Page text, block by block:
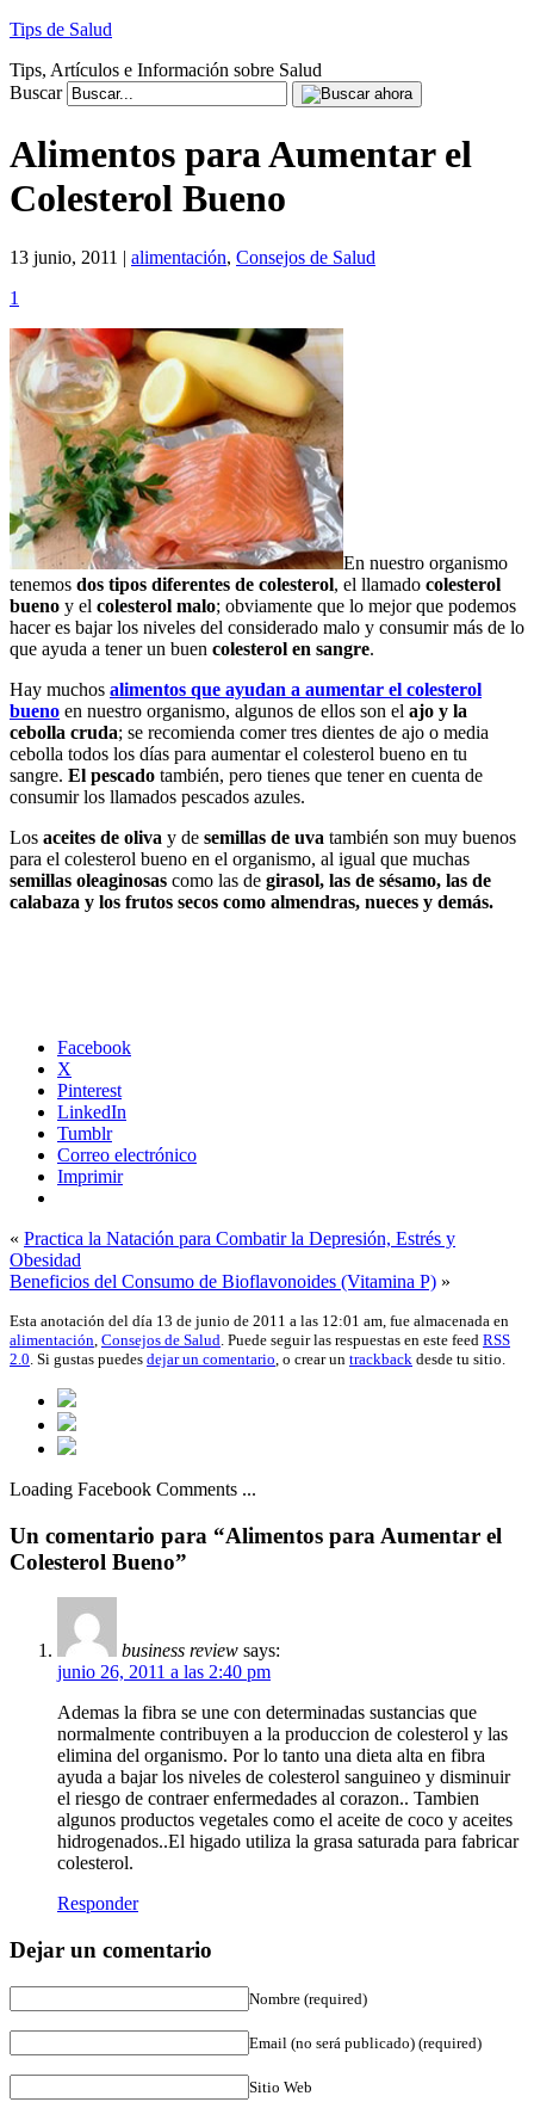
Tips de Salud
Tips, Artículos e Información sobre Salud
Buscar
Alimentos para Aumentar el
Colesterol Bueno
13 junio, 2011 | alimentación, Consejos de Salud
1
En nuestro organismo
tenemos dos tipos diferentes de colesterol, el llamado colesterol
bueno y el colesterol malo; obviamente que lo mejor que podemos
hacer es bajar los niveles del considerado malo y consumir más de lo
que ayuda a tener un buen colesterol en sangre.
Hay muchos alimentos que ayudan a aumentar el colesterol
bueno en nuestro organismo, algunos de ellos son el ajo y la
cebolla cruda; se recomienda comer tres dientes de ajo o media
cebolla todos los días para aumentar el colesterol bueno en tu
sangre. El pescado también, pero tienes que tener en cuenta de
consumir los llamados pescados azules.
Los aceites de oliva y de semillas de uva también son muy buenos
para el colesterol bueno en el organismo, al igual que muchas
semillas oleaginosas como las de girasol, las de sésamo, las de
calabaza y los frutos secos como almendras, nueces y demás.
Facebook
X
Pinterest
LinkedIn
Tumblr
Correo electrónico
Imprimir
« Practica la Natación para Combatir la Depresión, Estrés y
Obesidad
Beneficios del Consumo de Bioflavonoides (Vitamina P) »
Esta anotación del día 13 de junio de 2011 a las 12:01 am, fue almacenada en
alimentación Consejos de Salud . Puede seguir las respuestas en este feed RSS
2.0 . Si gustas puedes dejar un comentario , o crear un trackback desde tu sitio.
Loading Facebook Comments ...
Un comentario para “Alimentos para Aumentar el
Colesterol Bueno”
business review says:
junio 26, 2011 a las 2:40 pm
Ademas la fibra se une con determinadas sustancias que
normalmente contribuyen a la produccion de colesterol y las
elimina del organismo. Por lo tanto una dieta alta en fibra
ayuda a bajar los niveles de colesterol sanguineo y disminuir
el riesgo de contraer enfermedades al corazon.. Tambien
algunos productos vegetales como el aceite de coco y aceites
hidrogenados..El higado utiliza la grasa saturada para fabricar
colesterol.
Responder
Dejar un comentario
Nombre (required)
Email (no será publicado) (required)
Sitio Web